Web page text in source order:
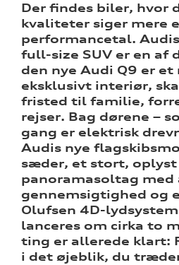
Der findes biler, hvor
kvaliteter siger mere
performancetal.
full-size SUV er en af
den nye Audi Q9 er
eksklusivt interiør,
fristed til familie,
rejser. Bag dørene –
gang er elektrisk
Audis nye
sæder, et stort, oplyst
panoramasoltag med
gennemsigtighed og
Olufsen 4D-
lanceres om cirka to
ting er allerede klart:
i det øjeblik, du